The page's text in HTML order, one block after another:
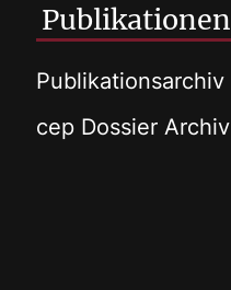
Publikationen
Publikationsarchiv
cep Dossier Archiv